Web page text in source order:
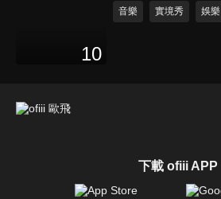
10
音樂 實境秀 娛樂
下載 ofiii APP